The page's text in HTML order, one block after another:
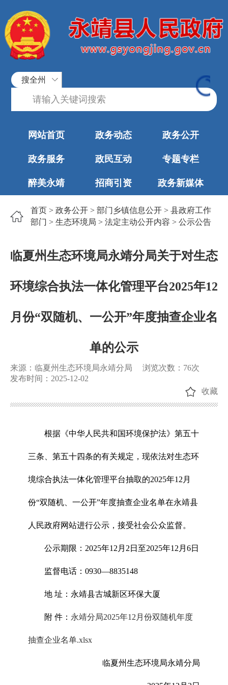
搜全州
网站首页 政务动态 政务公开
政务服务 政民互动 专题专栏
醉美永靖 招商引资 政务新媒体
首页 > 政务公开 > 部门乡镇信息公开 > 县政府工作
部门 > 生态环境局 > 法定主动公开内容 > 公示公告
临夏州生态环境局永靖分局关于对生态
环境综合执法一体化管理平台2025年12
月份“双随机、一公开”年度抽查企业名
单的公示
来源：临夏州生态环境局永靖分局 浏览次数： 76次
发布时间：2025-12-02
收藏
根据《中华人民共和国环境保护法》第五十
三条、第五十四条的有关规定，现依法对生态环
境综合执法一体化管理平台抽取的2025年12月
份“双随机、一公开”年度抽查企业名单在永靖县
人民政府网站进行公示，接受社会公众监督。
公示期限：2025年12月2日至2025年12月6日
监督电话：0930—8835148
地 址：永靖县古城新区环保大厦
附 件： 永靖分局2025年12月份双随机年度
抽查企业名单.xlsx
临夏州生态环境局永靖分局